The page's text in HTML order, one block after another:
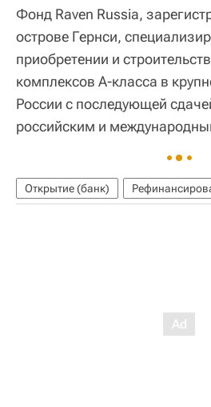
Фонд Raven Russia,
острове Гернси,
приобретении и
комплексов А-класса в
России с последующей
российским и
Открытие (банк)